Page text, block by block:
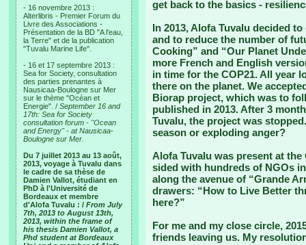
- 16 novembre 2013 :
Alterlibris - Premier Forum du
Livre des Associations -
Présentation de la BD "A l'eau,
la Terre" et de la publication
"Tuvalu Marine Life".
- 16 et 17 septembre 2013 :
Sea for Society, consultation
des parties prenantes à
Nausicaa-Boulogne sur Mer
sur le thème "Océan et
Energie". / September 16 and
17th: Sea for Society
consultation forum - "Ocean
and Energy" - at Nausicaa-
Boulogne sur Mer.
Du 7 juillet 2013 au 13 août,
2013, voyage à Tuvalu dans
le cadre de sa thèse de
Damien Vallot, étudiant en
PhD à l'Université de
Bordeaux et membre
d'Alofa Tuvalu : / From July
7th, 2013 to August 13th,
2013, within the frame of
his thesis Damien Vallot, a
Phd student at Bordeaux
get back to the basics -
In 2013, Alofa Tuvalu decided
and to reduce the number of
Cooking” and “Our Planet
more French and English
in time for the COP21. All year
there on the planet. We
Biorap project, which was to
published in 2013. After 3
Tuvalu, the project was
season or exploding anger?
Alofa Tuvalu was present at
sided with hundreds of NGOs
along the avenue of “Grande
drawers: “How to Live Better
here?”
For me and my close circle,
friends leaving us. My